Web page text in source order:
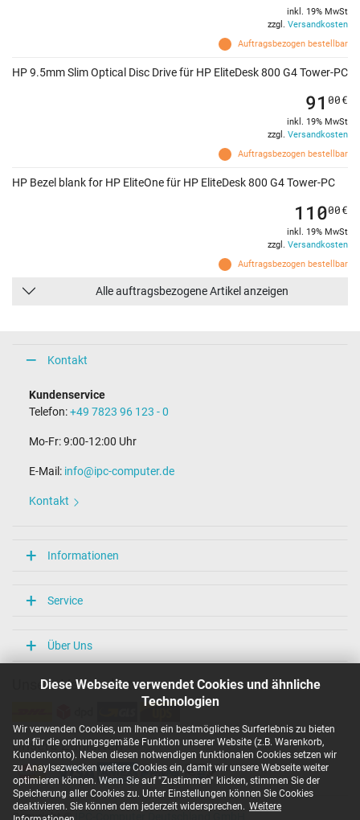
Diese Webseite verwendet Cookies und ähnliche
Technologien
Wir verwenden Cookies, um Ihnen ein bestmögliches Surferlebnis zu bieten
und für die ordnungsgemäße Funktion unserer Website (z.B. Warenkorb,
Kundenkonto). Neben diesen notwendigen funktionalen Cookies setzen wir
zu Anaylsezwecken weitere Cookies ein, damit wir unsere Webseite weiter
optimieren können. Wenn Sie auf "Zustimmen" klicken, stimmen Sie der
Speicherung aller Cookies zu. Unter Einstellungen können Sie Cookies
deaktivieren. Sie können dem jederzeit widersprechen. Weitere
Auftragsbezogen bestellbar
inkl. 19% MwSt
zzgl. Versandkosten
HP 9.5mm Slim Optical Disc Drive für HP EliteDesk 800 G4 Tower-PC
Auftragsbezogen bestellbar
91 00€
inkl. 19% MwSt
zzgl. Versandkosten
HP Bezel blank for HP EliteOne für HP EliteDesk 800 G4 Tower-PC
Auftragsbezogen bestellbar
11000€
inkl. 19% MwSt
zzgl. Versandkosten
Alle auftragsbezogene Artikel anzeigen
Kontakt
Kundenservice
Telefon:+49 7823 96 123 - 0
Mo-Fr: 9:00-12:00 Uhr
E-Mail: info@ipc-computer.de
Kontakt
Informationen
Service
Über Uns
Unsere Versandarten
Unsere Zahlarten
Copyright ©